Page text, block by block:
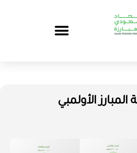
المبارز الأولمبي